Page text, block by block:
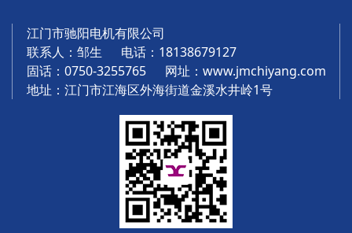
江门市驰阳电机有限公司
联系人：邹生 电话：18138679127
固话：0750-3255765 网址： www.jmchiyang.com
地址：江门市江海区外海街道金溪水井岭1号